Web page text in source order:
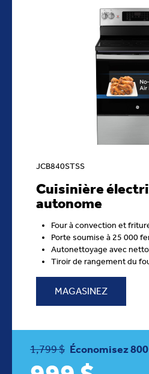
JCB840STSS
Cuisinière
autonome
Four à convection et
Porte soumise à 25 000
Autonettoyage avec
Tiroir de rangement du
MAGASINEZ
1,799 $ Économisez